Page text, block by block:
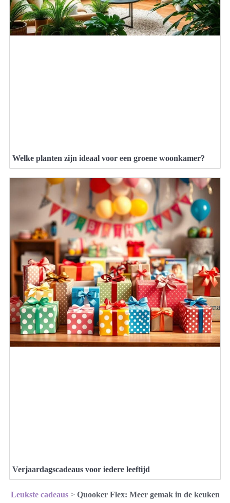
Welke planten zijn ideaal voor een groene woonkamer?
Verjaardagscadeaus voor iedere leeftijd
Leukste cadeaus> Quooker Flex: Meer gemak in de keuken